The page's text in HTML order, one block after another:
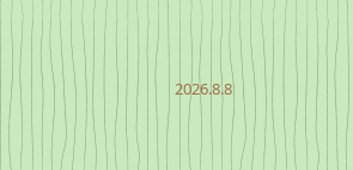
2026.8.8